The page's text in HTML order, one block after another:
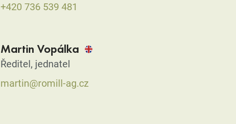
+420 736 539 481
Martin Vopálka
Ředitel, jednatel
martin@romill-ag.cz